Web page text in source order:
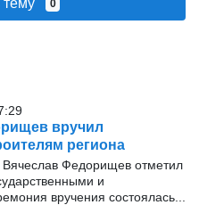
тему 0
вручил
региона
Вячеслав Федорищев отметил
и
вручения состоялась...